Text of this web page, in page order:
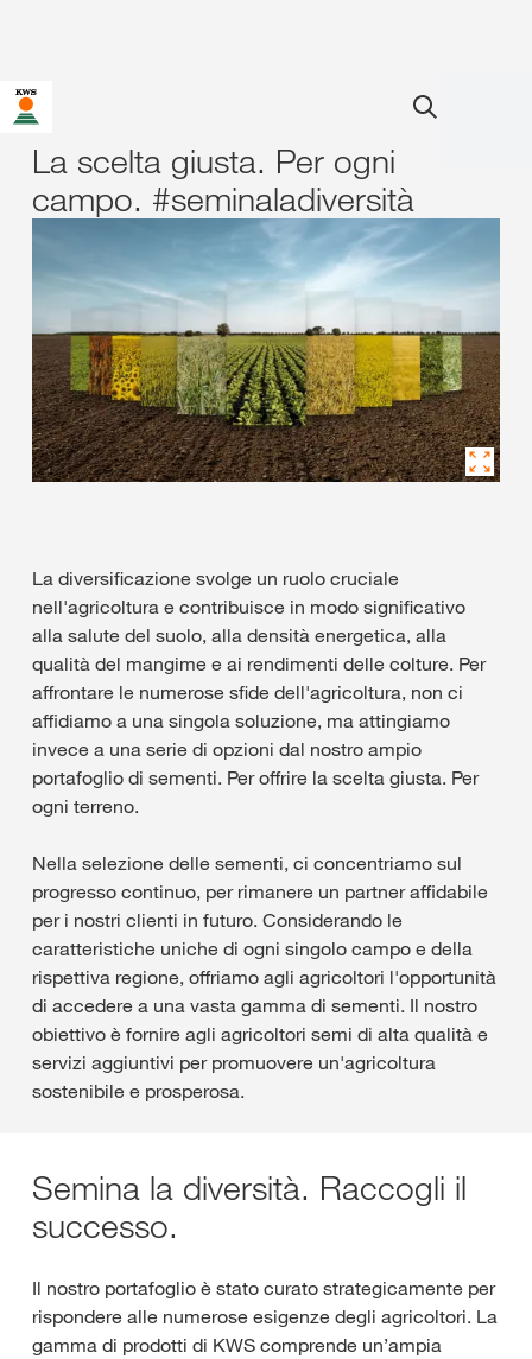
La scelta giusta. Per ogni
campo. #seminaladiversità
La diversificazione svolge un ruolo cruciale
nell'agricoltura e contribuisce in modo significativo
alla salute del suolo, alla densità energetica, alla
qualità del mangime e ai rendimenti delle colture. Per
affrontare le numerose sfide dell'agricoltura, non ci
affidiamo a una singola soluzione, ma attingiamo
invece a una serie di opzioni dal nostro ampio
portafoglio di sementi. Per offrire la scelta giusta. Per
ogni terreno.
Nella selezione delle sementi, ci concentriamo sul
progresso continuo, per rimanere un partner affidabile
per i nostri clienti in futuro. Considerando le
caratteristiche uniche di ogni singolo campo e della
rispettiva regione, offriamo agli agricoltori l'opportunità
di accedere a una vasta gamma di sementi. Il nostro
obiettivo è fornire agli agricoltori semi di alta qualità e
servizi aggiuntivi per promuovere un'agricoltura
sostenibile e prosperosa.
Semina la diversità. Raccogli il
successo.
Il nostro portafoglio è stato curato strategicamente per
rispondere alle numerose esigenze degli agricoltori. La
gamma di prodotti di KWS comprende un’ampia